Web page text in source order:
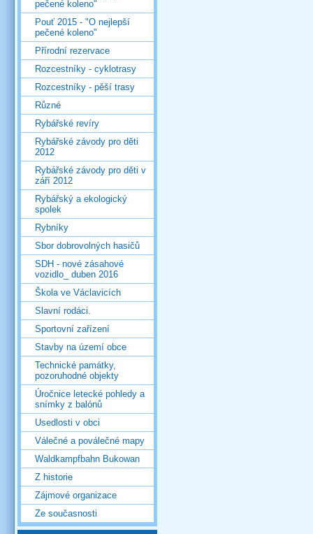
pečené koleno"
Pouť 2015 - "O nejlepší
pečené koleno"
Přírodní rezervace
Rozcestníky - cyklotrasy
Rozcestníky - pěší trasy
Různé
Rybářské revíry
Rybářské závody pro děti
2012
Rybářské závody pro děti v
září 2012
Rybářský a ekologický
spolek
Rybníky
Sbor dobrovolných hasičů
SDH - nové zásahové
vozidlo_ duben 2016
Škola ve Václavicích
Slavní rodáci.
Sportovní zařízení
Stavby na území obce
Technické památky,
pozoruhodné objekty
Úročnice letecké pohledy a
snímky z balónů
Usedlosti v obci
Válečné a poválečné mapy
Waldkampfbahn Bukowan
Z historie
Zájmové organizace
Ze současnosti